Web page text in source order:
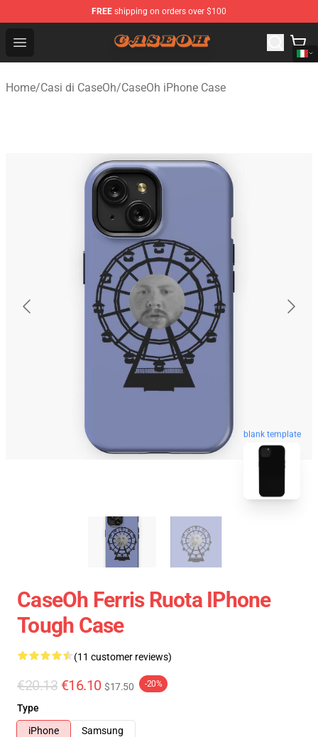
FREE shipping on orders over $100
Open menu
CaseOh Shop - Official CaseOh Merchandise Store
Home/Casi di CaseOh/CaseOh iPhone Case
blank template
CaseOh Ferris Ruota IPhone
Tough Case
(11 customer reviews)
€20.13 €16.10 $17.50 -20%
Type
iPhone
Samsung